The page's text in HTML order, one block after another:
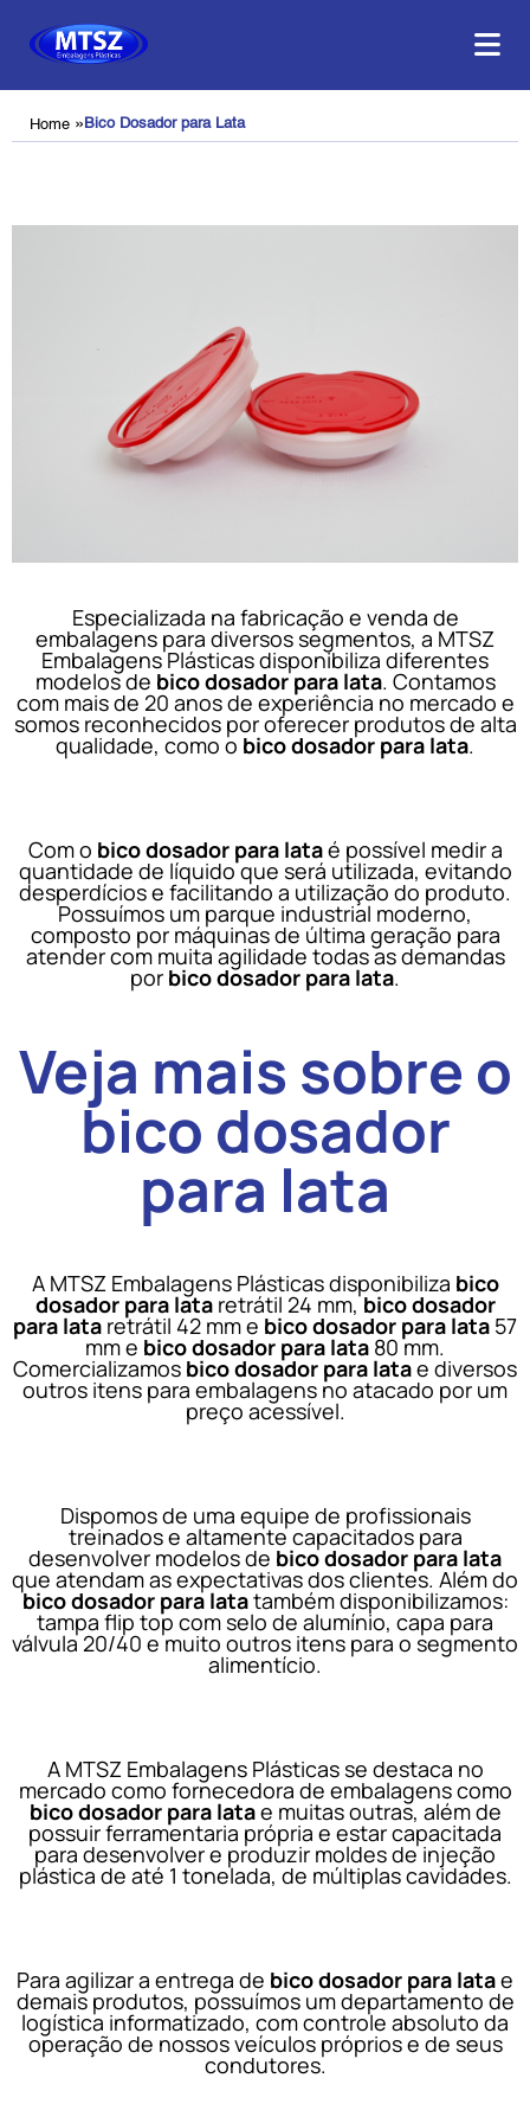
Home » Bico Dosador para Lata
Especializada na fabricação e venda de
embalagens para diversos segmentos, a MTSZ
Embalagens Plásticas disponibiliza diferentes
modelos de bico dosador para lata. Contamos
com mais de 20 anos de experiência no mercado e
somos reconhecidos por oferecer produtos de alta
qualidade, como o bico dosador para lata.
Com o bico dosador para lataé possível medir a
quantidade de líquido que será utilizada, evitando
desperdícios e facilitando a utilização do produto.
Possuímos um parque industrial moderno,
composto por máquinas de última geração para
atender com muita agilidade todas as demandas
por bico dosador para lata.
Veja mais sobre o
bico dosador
para lata
A MTSZ Embalagens Plásticas disponibiliza bico
dosador para lataretrátil 24 mm,bico dosador
para lata retrátil 42 mm e bico dosador para lata 57
mm e bico dosador para lata 80 mm.
Comercializamos bico dosador para latae diversos
outros itens para embalagens no atacado por um
preço acessível.
Dispomos de uma equipe de profissionais
treinados e altamente capacitados para
desenvolver modelos de bico dosador para lata
que atendam as expectativas dos clientes. Além do
bico dosador para latatambém disponibilizamos:
tampa flip top com selo de alumínio, capa para
válvula 20/40 e muito outros itens para o segmento
alimentício.
A MTSZ Embalagens Plásticas se destaca no
mercado como fornecedora de embalagens como
bico dosador para latae muitas outras, além de
possuir ferramentaria própria e estar capacitada
para desenvolver e produzir moldes de injeção
plástica de até 1 tonelada, de múltiplas cavidades.
Para agilizar a entrega de bico dosador para latae
demais produtos, possuímos um departamento de
logística informatizado, com controle absoluto da
operação de nossos veículos próprios e de seus
condutores.